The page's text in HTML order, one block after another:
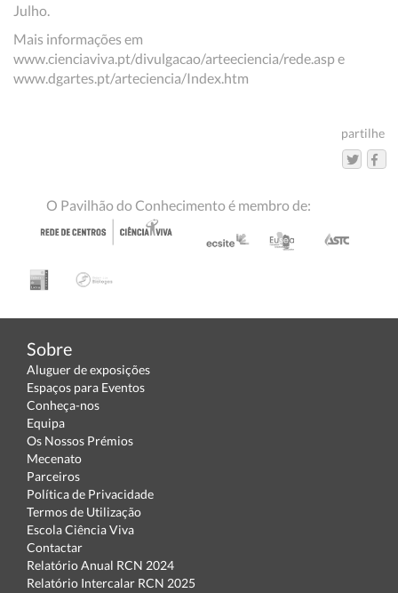
Julho.
Mais informações em
www.cienciaviva.pt/divulgacao/arteeciencia/rede.asp e
www.dgartes.pt/arteciencia/Index.htm
partilhe
O Pavilhão do Conhecimento é membro de:
Sobre
Aluguer de exposições
Espaços para Eventos
Conheça-nos
Equipa
Os Nossos Prémios
Mecenato
Parceiros
Política de Privacidade
Termos de Utilização
Escola Ciência Viva
Contactar
Relatório Anual RCN 2024
Relatório Intercalar RCN 2025